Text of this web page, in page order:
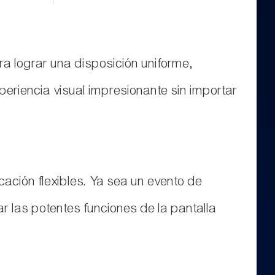
lograr una disposición uniforme,
visual impresionante sin importar
flexibles. Ya sea un evento de
las potentes funciones de la pantalla